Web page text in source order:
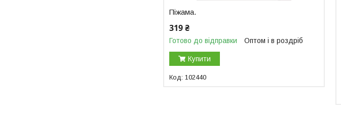
Піжама.
319 ₴
Готово до відправки Оптом і в роздріб
Купити
102440